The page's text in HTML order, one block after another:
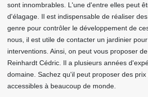
sont innombrables. L'une d'entre elles peut
d'élagage. Il est indispensable de réaliser
genre pour contrôler le développement de
nous, il est utile de contacter un jardinier
interventions. Ainsi, on peut vous proposer
Reinhardt Cédric. Il a plusieurs années
domaine. Sachez qu'il peut proposer des
accessibles à beaucoup de monde.